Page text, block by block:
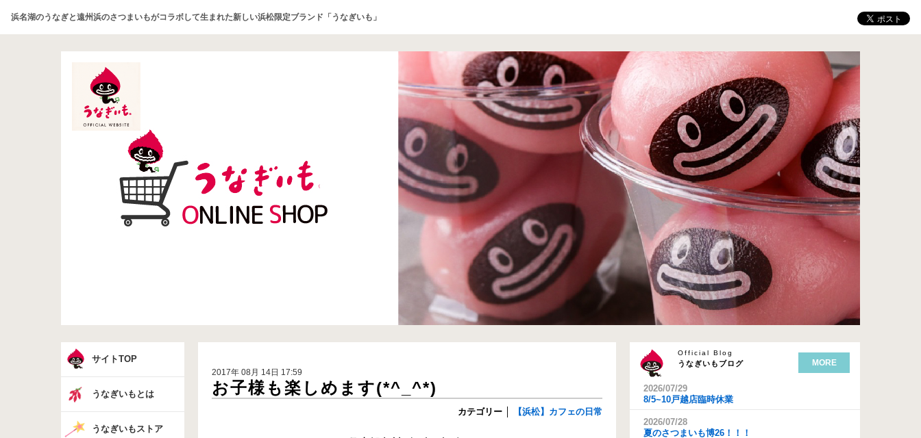
浜名湖のうなぎと遠州浜のさつまいもがコラボして生まれた新しい浜松限定ブランド「うなぎいも」
サイトTOP
うなぎいもとは
うなぎいもストア
2017年 08月 14日 17:59
お子様も楽しめます(*^_^*)
カテゴリー 【浜松】カフェの日常
うなぎいもブログ
Official Blog
MORE
2026/07/29
8/5~10戸越店臨時休業
2026/07/28
夏のさつまいも博26！！！